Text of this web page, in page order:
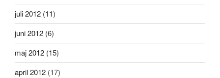
juli 2012 (11)
juni 2012 (6)
maj 2012 (15)
april 2012 (17)